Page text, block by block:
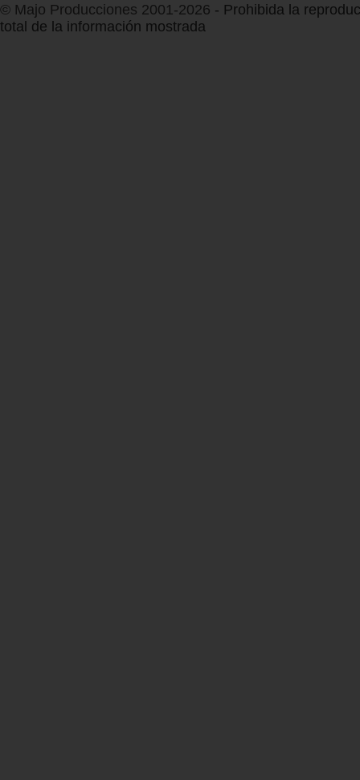
© Majo Producciones 2001-2026 - Prohibida la
total de la información mostrada